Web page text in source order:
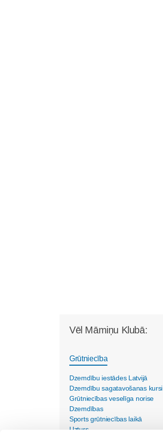
Vēl Māmiņu Klubā:
Grūtniecība
Dzemdību iestādes Latvijā
Dzemdību sagatavošanas kursi
Grūtniecības veselīga norise
Dzemdības
Sports grūtniecības laikā
Uzturs